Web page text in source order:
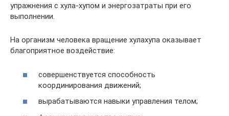
упражнения с хула-хупом и энергозатраты при его
выполнении.
На организм человека вращение хулахупа оказывает
благоприятное воздействие:
совершенствуется способность
координирования движений;
вырабатываются навыки управления телом;